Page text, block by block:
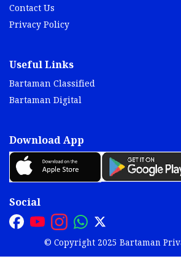
Contact Us
Privacy Policy
Useful Links
Bartaman Classified
Bartaman Digital
Download App
Social
© Copyright 2025 Bartaman